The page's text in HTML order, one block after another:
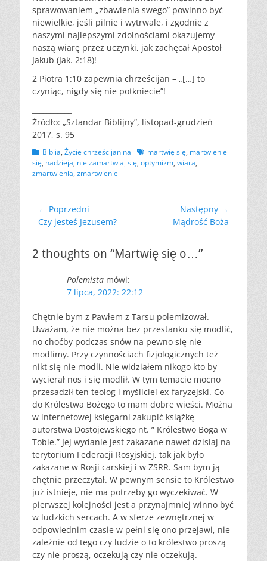
sprawowaniem „zbawienia swego” powinno być
niewielkie, jeśli pilnie i wytrwale, i zgodnie z
naszymi najlepszymi zdolnościami okazujemy
naszą wiarę przez uczynki, jak zachęcał Apostoł
Jakub (Jak. 2:18)!
2 Piotra 1:10 zapewnia chrześcijan – „[…] to
czyniąc, nigdy się nie potkniecie”!
Źródło: „Sztandar Biblijny”, listopad-grudzień
2017, s. 95
Kategorii
Biblia, Życie chrześcijanina Tagówmartwię się, martwienie
się, nadzieja, nie zamartwiaj się, optymizm, wiara,
zmartwienia, zmartwienie
Nawigacja
wpisu
← Poprzedni
Poprzedni
Czy jesteś Jezusem?
Następny →
Mądrość Boża
2 thoughts on “Martwię się o…”
Polemista mówi:
7 lipca, 2022: 22:12
Chętnie bym z Pawłem z Tarsu polemizował.
Uważam, że nie można bez przestanku się modlić,
no choćby podczas snów na pewno się nie
modlimy. Przy czynnościach fizjologicznych też
nikt się nie modli. Nie widziałem nikogo kto by
wycierał nos i się modlił. W tym temacie mocno
przesadził ten teolog i myśliciel ex-faryzejski. Co
do Królestwa Bożego to mam dobre wieści. Można
w internetowej księgarni zakupić książkę
autorstwa Dostojewskiego nt. ” Królestwo Boga w
Tobie.” Jej wydanie jest zakazane nawet dzisiaj na
terytorium Federacji Rosyjskiej, tak jak było
zakazane w Rosji carskiej i w ZSRR. Sam bym ją
chętnie przeczytał. W pewnym sensie to Królestwo
już istnieje, nie ma potrzeby go wyczekiwać. W
pierwszej kolejności jest a przynajmniej winno być
w ludzkich sercach. A w sferze zewnętrznej w
odpowiednim czasie w pełni się ono przejawi, nie
zależnie od tego czy ludzie o to królestwo proszą
czy nie proszą, oczekują czy nie oczekują.